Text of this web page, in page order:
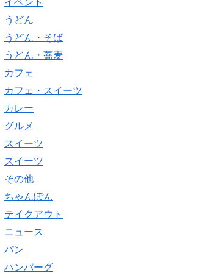
うどん
うどん・そば
うどん・蕎麦
カフェ
カフェ・スイーツ
カレー
グルメ
スイーツ
スイーツ
その他
ちゃんぽん
テイクアウト
ニュース
パン
ハンバーグ